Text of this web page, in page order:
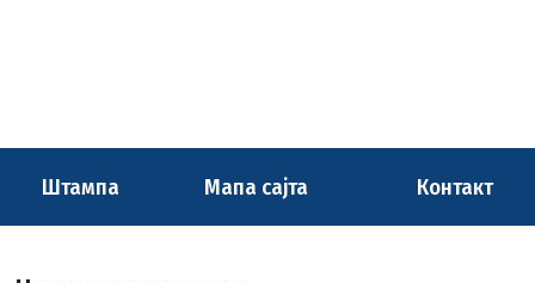
Штампа Мапа сајта Контакт